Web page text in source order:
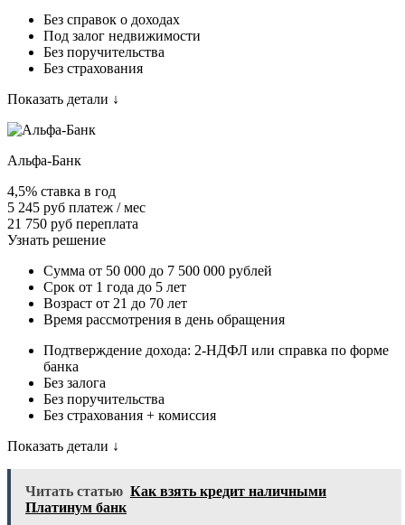
Без справок о доходах
Под залог недвижимости
Без поручительства
Без страхования
Показать детали ↓
Альфа-Банк
4,5% ставка в год
5 245 руб платеж / мес
21 750 руб переплата
Узнать решение
Сумма от 50 000 до 7 500 000 рублей
Срок от 1 года до 5 лет
Возраст от 21 до 70 лет
Время рассмотрения в день обращения
Подтверждение дохода: 2-НДФЛ или справка по форме
банка
Без залога
Без поручительства
Без страхования + комиссия
Показать детали ↓
Читать статью Как взять кредит наличными
Платинум банк